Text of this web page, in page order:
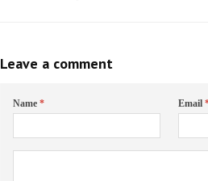
Leave a comment
Name* Email